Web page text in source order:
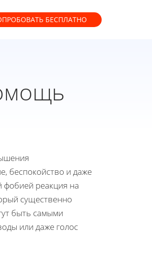
БЕСПЛАТНО
беспокойство и даже
фобией реакция на
существенно
быть самыми
или даже голос